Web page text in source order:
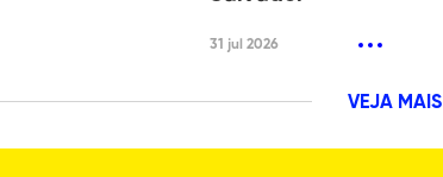
31 jul 2026
VEJA MAIS